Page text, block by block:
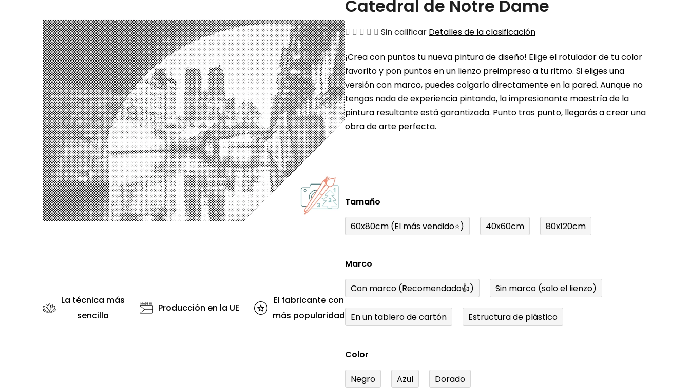
Catedral de Notre Dame
La
media
del
producto
es
de
0,0
Sin calificar Detalles de la clasificación
¡Crea con puntos tu nueva pintura de diseño! Elige el rotulador de tu color
favorito y pon puntos en un lienzo preimpreso a tu ritmo. Si eliges una
versión con marco, puedes colgarlo directamente en la pared. Aunque no
tengas nada de experiencia pintando, la impresionante maestría de la
pintura resultante está garantizada. Punto tras punto, llegarás a crear una
obra de arte perfecta.
Tamaño
60x80cm (El más vendido⭐) 40x60cm 80x120cm
Marco
Con marco (Recomendado👍) Sin marco (solo el lienzo)
En un tablero de cartón Estructura de plástico
Color
Negro Azul Dorado
La técnica más
sencilla
Producción en la UE
El fabricante con
más popularidad